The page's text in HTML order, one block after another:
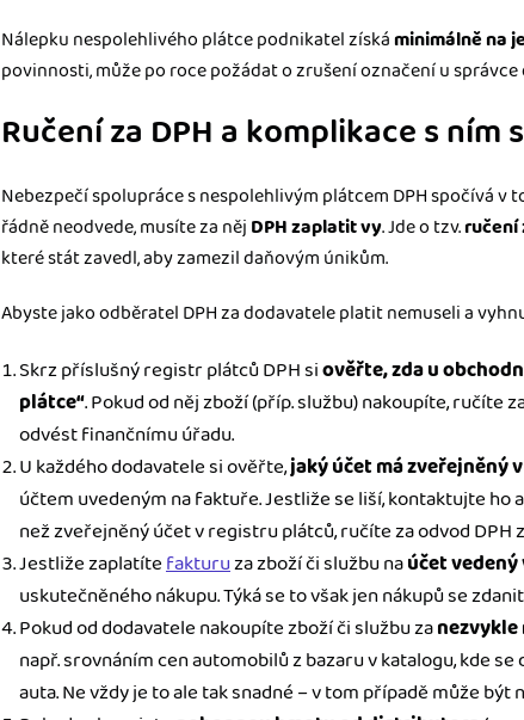
Nálepku nespolehlivého plátce podnikatel získáminimálně na
povinnosti, může po roce požádat o zrušení označení u správce
Ručení za DPH a komplikace s ním
Nebezpečí spolupráce s nespolehlivým plátcem DPH spočívá v
řádně neodvede, musíte za něj DPH zaplatit vy. Jde o tzv.ručení
které stát zavedl, aby zamezil daňovým únikům.
Abyste jako odběratel DPH za dodavatele platit nemuseli a
Skrz příslušný registr plátců DPH siověřte, zda u
plátce“. Pokud od něj zboží (příp. službu) nakoupíte, ručíte
odvést finančnímu úřadu.
U každého dodavatele si ověřte,jaký účet má zveřejněný
účtem uvedeným na faktuře. Jestliže se liší, kontaktujte ho
než zveřejněný účet v registru plátců, ručíte za odvod DPH
Jestliže zaplatítefakturuza zboží či službu naúčet vedený
uskutečněného nákupu. Týká se to však jen nákupů se
Pokud od dodavatele nakoupíte zboží či službu zanezvykle
např. srovnáním cen automobilů z bazaru v katalogu, kde
auta. Ne vždy je to ale tak snadné – v tom případě může být